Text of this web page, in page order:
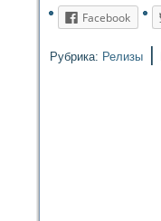
Facebook
Рубрика: Релизы |